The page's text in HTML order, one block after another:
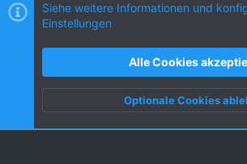
Nutzungsbedingungen
S
Siehe weitere Informationen und
Einstellungen
Alle Cookies
Optionale Cookies